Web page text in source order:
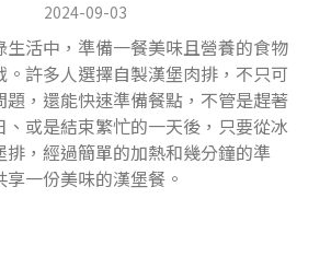
2024-09-03
生活中，準備一餐美味且營養的食物
。許多人選擇自製漢堡肉排，不只可
題，還能快速準備餐點，不管是趕著
、或是結束繁忙的一天後，只要從冰
排，經過簡單的加熱和幾分鐘的準
一份美味的漢堡餐。